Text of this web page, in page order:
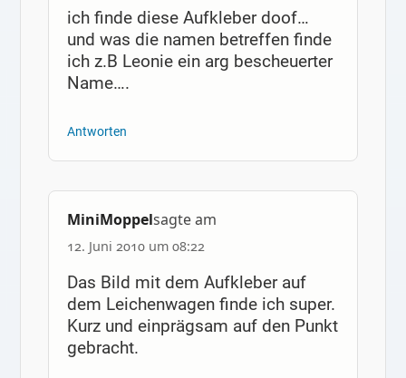
ich finde diese Aufkleber doof…
und was die namen betreffen finde
ich z.B Leonie ein arg bescheuerter
Name….
Antworten
MiniMoppelsagte am
12. Juni 2010 um 08:22
Das Bild mit dem Aufkleber auf
dem Leichenwagen finde ich super.
Kurz und einprägsam auf den Punkt
gebracht.